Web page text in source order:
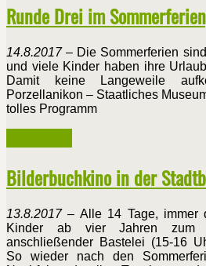
Runde Drei im
14.8.2017– Die Sommerferien
und viele Kinder haben ihre
Damit keine Langeweile
Porzellanikon – Staatliches
tolles Programm
Bilderbuchkino in der
13.8.2017– Alle 14 Tage, immer
Kinder ab vier Jahren zum
anschließender Bastelei (15-16
So wieder nach den